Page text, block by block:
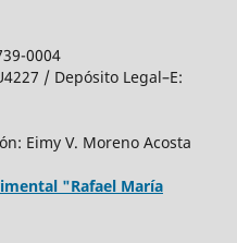
0004
/ Depósito Legal–E:
Eimy V. Moreno Acosta
"Rafael María